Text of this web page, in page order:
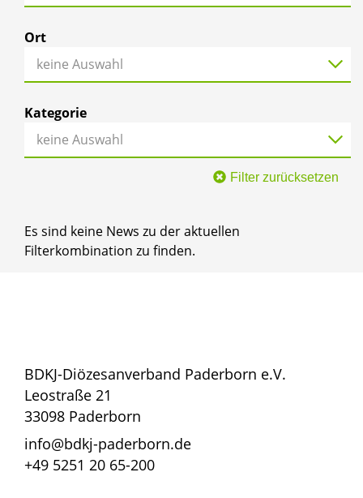
Ort
keine Auswahl
Kategorie
keine Auswahl
Filter zurücksetzen
Es sind keine News zu der aktuellen
Filterkombination zu finden.
BDKJ-Diözesanverband Paderborn e.V.
Leostraße 21
33098 Paderborn
info@bdkj-paderborn.de
+49 5251 20 65-200